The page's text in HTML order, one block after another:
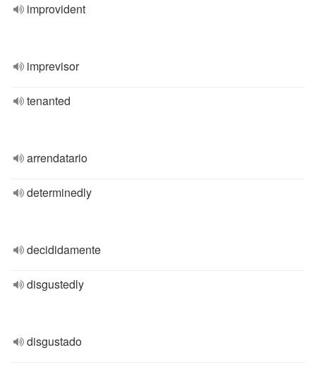
improvident
imprevisor
tenanted
arrendatario
determinedly
decididamente
disgustedly
disgustado